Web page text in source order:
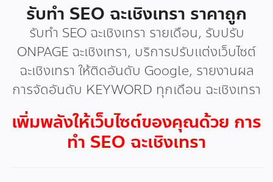
รับทำ SEO ฉะเชิงเทรา ราคาถูก
รับทำ SEO ฉะเชิงเทรา รายเดือน, รับปรับ
ONPAGE ฉะเชิงเทรา, บริการปรับแต่งเว็บไซต์
ฉะเชิงเทรา ให้ติดอันดับ Google, รายงานผล
การจัดอันดับ KEYWORD ทุกเดือน ฉะเชิงเทรา
เพิ่มพลังให้เว็บไซต์ของคุณด้วย การ
ทำ SEO ฉะเชิงเทรา